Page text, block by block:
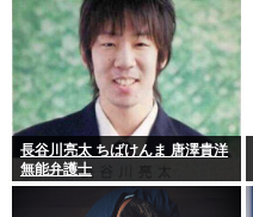
長谷川亮太 ちばけんま 唐澤貴洋
無能弁護士